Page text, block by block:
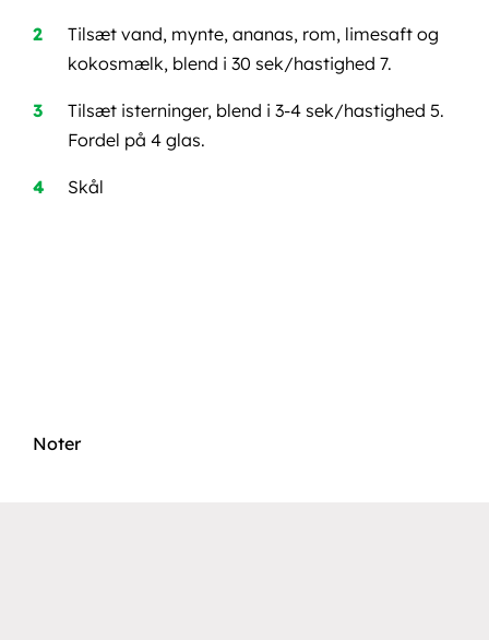
Tilsæt vand, mynte, ananas, rom, limesaft og
kokosmælk, blend i 30 sek/hastighed 7.
Tilsæt isterninger, blend i 3-4 sek/hastighed 5.
Fordel på 4 glas.
Skål
Noter